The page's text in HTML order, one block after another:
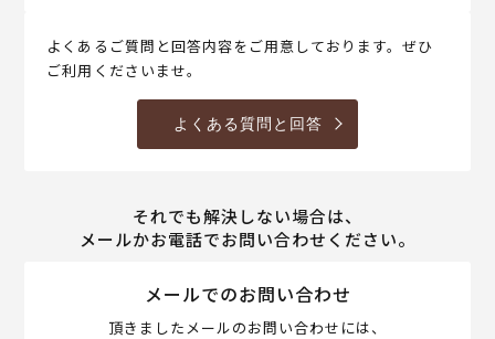
よくあるご質問と回答内容をご用意しております。ぜひ
ご利用くださいませ。
よくある質問と回答
それでも解決しない場合は、
メールかお電話でお問い合わせください。
メールでのお問い合わせ
頂きましたメールのお問い合わせには、